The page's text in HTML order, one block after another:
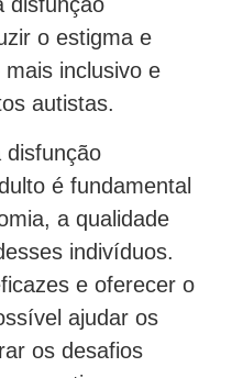
disfunção
o estigma e
inclusivo e
autistas.
disfunção
é fundamental
a qualidade
indivíduos.
e oferecer o
ajudar os
os desafios